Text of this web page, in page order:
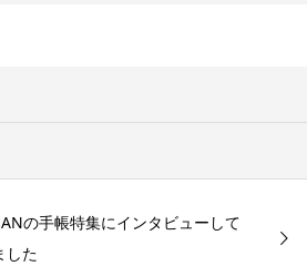
の手帳特集にインタビューして
した